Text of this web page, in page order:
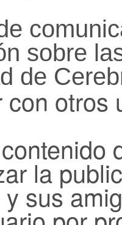
sobre
de
con otros
la
sus